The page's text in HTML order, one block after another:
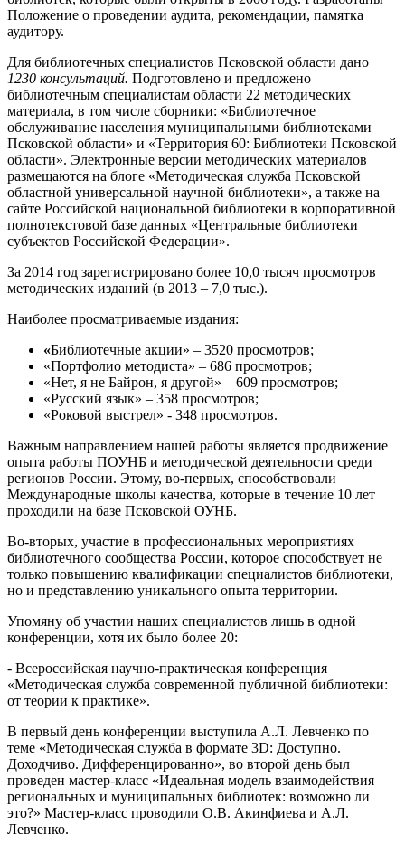
Положение о проведении аудита, рекомендации, памятка
аудитору.
Для библиотечных специалистов Псковской области дано
1230 консультаций. Подготовлено и предложено
библиотечным специалистам области 22 методических
материала, в том числе сборники: «Библиотечное
обслуживание населения муниципальными библиотеками
Псковской области» и «Территория 60: Библиотеки Псковской
области». Электронные версии методических материалов
размещаются на блоге «Методическая служба Псковской
областной универсальной научной библиотеки», а также на
сайте Российской национальной библиотеки в корпоративной
полнотекстовой базе данных «Центральные библиотеки
субъектов Российской Федерации».
За 2014 год зарегистрировано более 10,0 тысяч просмотров
методических изданий (в 2013 – 7,0 тыс.).
Наиболее просматриваемые издания:
«Библиотечные акции» – 3520 просмотров;
«Портфолио методиста» – 686 просмотров;
«Нет, я не Байрон, я другой» – 609 просмотров;
«Русский язык» – 358 просмотров;
«Роковой выстрел» - 348 просмотров.
Важным направлением нашей работы является продвижение
опыта работы ПОУНБ и методической деятельности среди
регионов России. Этому, во-первых, способствовали
Международные школы качества, которые в течение 10 лет
проходили на базе Псковской ОУНБ.
Во-вторых, участие в профессиональных мероприятиях
библиотечного сообщества России, которое способствует не
только повышению квалификации специалистов библиотеки,
но и представлению уникального опыта территории.
Упомяну об участии наших специалистов лишь в одной
конференции, хотя их было более 20:
- Всероссийская научно-практическая конференция
«Методическая служба современной публичной библиотеки:
от теории к практике».
В первый день конференции выступила А.Л. Левченко по
теме «Методическая служба в формате 3D: Доступно.
Доходчиво. Дифференцированно», во второй день был
проведен мастер-класс «Идеальная модель взаимодействия
региональных и муниципальных библиотек: возможно ли
это?» Мастер-класс проводили О.В. Акинфиева и А.Л.
Левченко.